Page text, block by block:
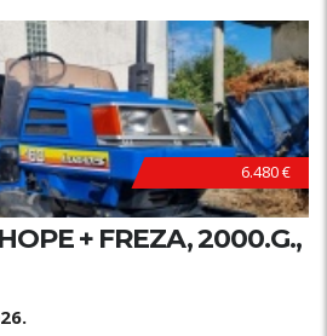
6.480 €
+ FREZA, 2000.G.,